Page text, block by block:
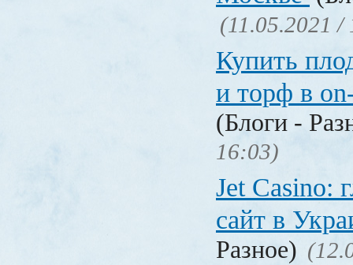
(11.05.2021 /
Купить
и торф в
(Блоги -
16:03)
Jet Сasino:
сайт в
Разное)